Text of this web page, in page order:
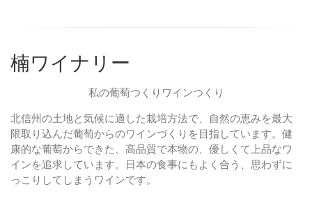
楠ワイナリー
私の葡萄つくりワインつくり
北信州の土地と気候に適した栽培方法で、自然の恵みを最大
限取り込んだ葡萄からのワインづくりを目指しています。健
康的な葡萄からできた、高品質で本物の、優しくて上品なワ
インを追求しています。日本の食事にもよく合う、思わずに
っこりしてしまうワインです。